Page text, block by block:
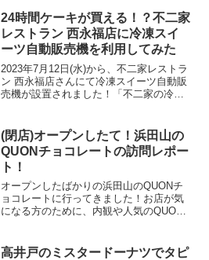
ミリーマートのタピオカティーフラッペ
をご紹介します！
24時間ケーキが買える！？不二家
レストラン 西永福店に冷凍スイ
ーツ自動販売機を利用してみた
2023年7月12日(水)から、不二家レストラ
ン 西永福店さんにて冷凍スイーツ自動販
売機が設置されました！「不二家の冷凍
の冷凍スイーツ自動販売機で購入したス
イーツボト...
(閉店)オープンしたて！浜田山の
QUONチョコレートの訪問レポー
ト！
オープンしたばかりの浜田山のQUONチ
ョコレートに行ってきました！お店が気
になる方のために、内観や人気のQUON
ョコ好きの方へのお土産に最適ですよ！
高井戸のミスタードーナツでタピ